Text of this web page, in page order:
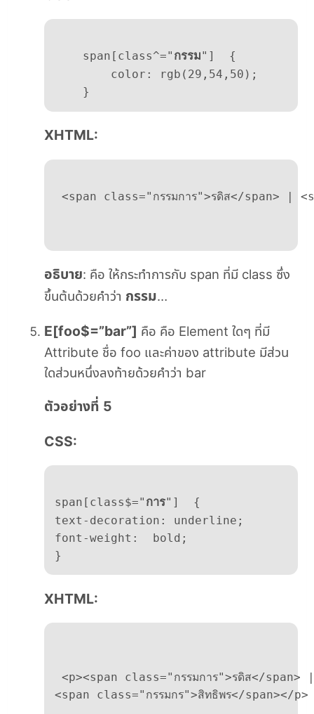
    span[class^="
กรรม"]  {
    }
XHTML:
<span class="กรรมการ">รดิส</span> |
อธิบาย: คือ ให้กระทำการกับ span ที่มี class ซึ่ง
ขึ้นต้นด้วยคำว่า กรรม…
E[foo$=”bar”] คือ คือ Element ใดๆ ที่มี
Attribute ชื่อ foo และค่าของ attribute มีส่วน
ใดส่วนหนึ่งลงท้ายด้วยคำว่า bar
ตัวอย่างที่ 5
CSS:
span[class$=" การ"]  {
text-decoration: underline;
font-weight:  bold;
XHTML:
<p><span class="กรรมการ">รดิส</
<span class="กรรมกร">สิทธิพร</span></p>